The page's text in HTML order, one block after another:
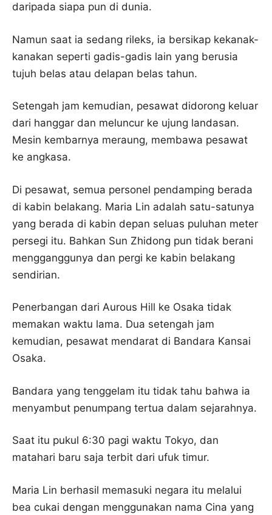
daripada siapa pun di dunia.
Namun saat ia sedang rileks, ia bersikap kekanak-
kanakan seperti gadis-gadis lain yang berusia
tujuh belas atau delapan belas tahun.
Setengah jam kemudian, pesawat didorong keluar
dari hanggar dan meluncur ke ujung landasan.
Mesin kembarnya meraung, membawa pesawat
ke angkasa.
Di pesawat, semua personel pendamping berada
di kabin belakang. Maria Lin adalah satu-satunya
yang berada di kabin depan seluas puluhan meter
persegi itu. Bahkan Sun Zhidong pun tidak berani
mengganggunya dan pergi ke kabin belakang
sendirian.
Penerbangan dari Aurous Hill ke Osaka tidak
memakan waktu lama. Dua setengah jam
kemudian, pesawat mendarat di Bandara Kansai
Osaka.
Bandara yang tenggelam itu tidak tahu bahwa ia
menyambut penumpang tertua dalam sejarahnya.
Saat itu pukul 6:30 pagi waktu Tokyo, dan
matahari baru saja terbit dari ufuk timur.
Maria Lin berhasil memasuki negara itu melalui
bea cukai dengan menggunakan nama Cina yang